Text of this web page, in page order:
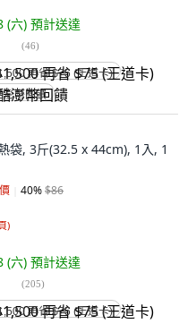
(六) 預計送達
(46)
再省 $75 (王道卡)
澎幣回饋
袋, 3斤(32.5 x 44cm), 1入, 1
40%$86
)
(六) 預計送達
(205)
再省 $75 (王道卡)